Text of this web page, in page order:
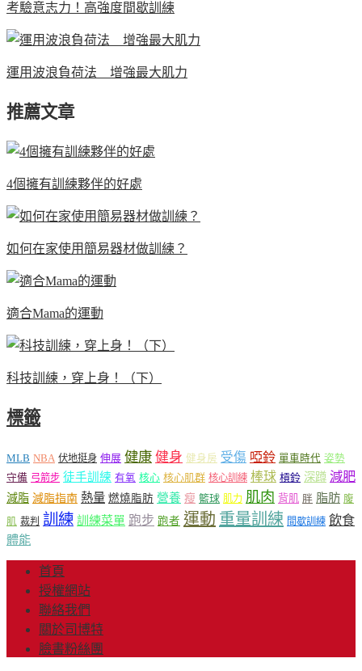
考驗意志力！高強度間歇訓練
運用波浪負荷法 增強最大肌力
推薦文章
4個擁有訓練夥伴的好處
如何在家使用簡易器材做訓練？
適合Mama的運動
科技訓練，穿上身！（下）
標籤
MLB NBA 伏地挺身 伸展 健康 健身 健身房 受傷 啞鈴 單車時代 姿勢
守備 弓箭步 徒手訓練 有氧 核心 核心肌群 核心訓練 棒球 槓鈴 深蹲 減肥
減脂 減脂指南 熱量 燃燒脂肪 營養 瘦 籃球 肌力 肌肉 背肌 胖 脂肪 腹
肌 裁判 訓練 訓練菜單 跑步 跑者 運動 重量訓練 間歇訓練 飲食
體能
首頁
授權網站
聯絡我們
關於司博特
臉書粉絲團